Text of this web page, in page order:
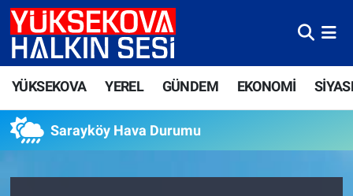
YÜKSEKOVA YEREL GÜNDEM EKONOMİ
Sarayköy Hava Durumu
Yüksekova Nöbetçi Eczaneler
Yüksekova Trafik Yoğunluk Haritası
Süper Lig Puan Durumu ve Fikstür